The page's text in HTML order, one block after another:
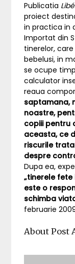
Publicatia
proiect
in practica in
Importat din
tinerelor,
bebelusi, in
se ocupe
calculator
reaua
saptamana,
noastre,
copiii pentru
aceasta, ce
riscurile
despre
Dupa ea,
„tinerele
este o
schimba
februarie
About Post